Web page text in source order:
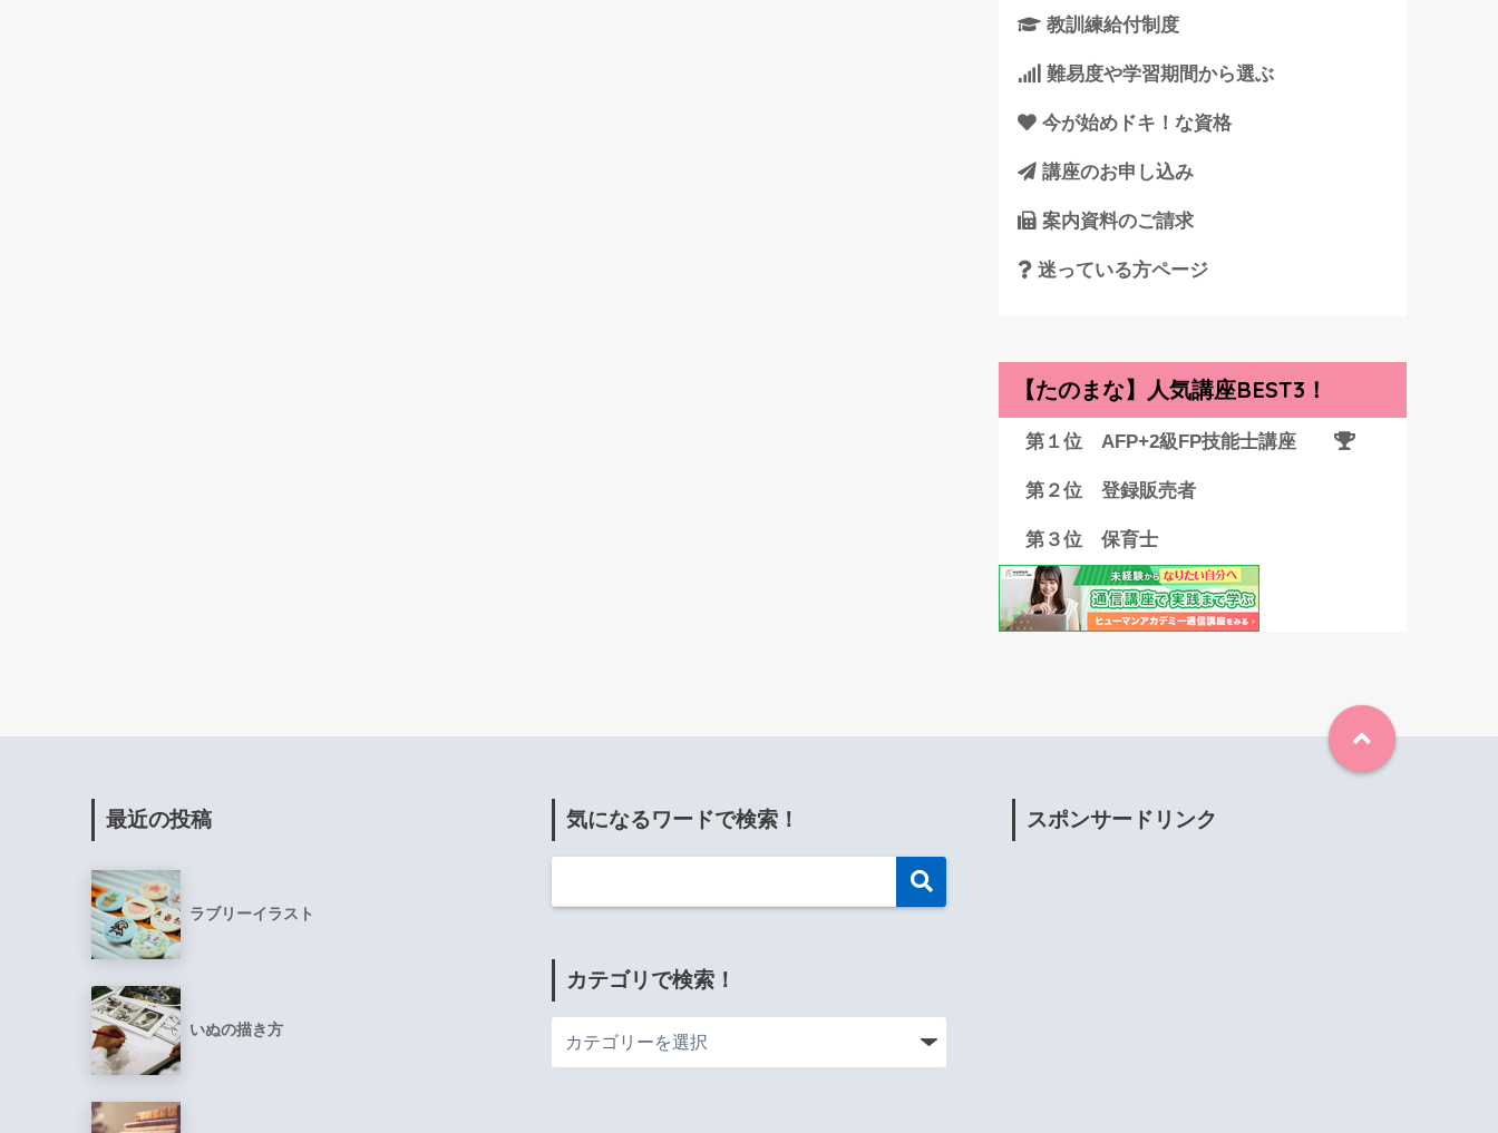
教訓練給付制度
難易度や学習期間から選ぶ
今が始めドキ！な資格
講座のお申し込み
案内資料のご請求
迷っている方ページ
【たのまな】人気講座BEST3！
第１位 AFP+2級FP技能士講座
第２位 登録販売者
第３位 保育士
最近の投稿
ラブリーイラスト
いぬの描き方
気になるワードで検索！
カテゴリで検索！
スポンサードリンク